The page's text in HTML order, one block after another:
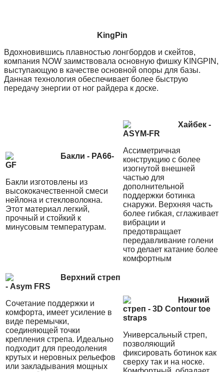
KingPin
Вдохновившись плавностью лонгбордов и скейтов,
компания NOW заимствовала основную фишку KINGPIN,
выступающую в качестве основной опоры для базы.
Данная технология обеспечивает более быструю
передачу энергии от ног райдера к доске.
Бакли - PA66-
GF
Бакли изготовлены из
высококачественной смеси
нейлона и стекловолокна.
Этот материал легкий,
прочный и стойкий к
минусовым температурам.
Хайбек -
ASYM-FR
Ассиметричная
конструкцию с более
изогнутой внешней
частью для
дополнительной
поддержки ботинка
снаружи. Верхняя часть
более гибкая, сглаживает
вибрации и
предотвращает
передавливание голени
что делает катание более
комфортным
Верхний стреп
- Asym FRS
Cочетание поддержки и
комфорта, имеет усиление в
виде перемычки,
соединяющей точки
крепления стрепа. Идеально
подходит для преодоления
крутых и неровных рельефов
или закладывания мощных
Нижний
стреп - 3D Contour toe
straps
Универсальный стреп,
позволяющий
фиксировать ботинок как
сверху так и на носке.